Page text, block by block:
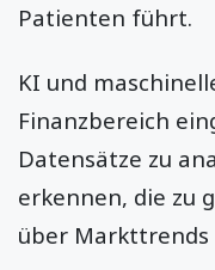
Patienten führt.
KI und
Finanzbereich
Datensätze zu
erkennen, die zu
über